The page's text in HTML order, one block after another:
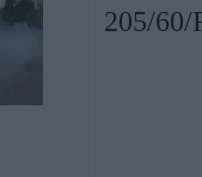
205/